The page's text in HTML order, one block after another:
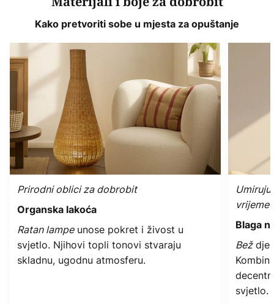
Kako pretvoriti sobe u mjesta za opuštanje
Prirodni oblici za dobrobit
Organska lakoća
Ratan lampeunose pokret i živost u
svjetlo. Njihovi topli tonovi stvaraju
skladnu, ugodnu atmosferu.
vrijeme
Blaga
Bež
svjetlo.